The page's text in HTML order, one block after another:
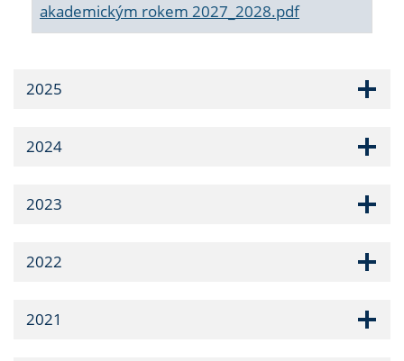
akademickým rokem 2027_2028.pdf
2025
2024
2023
2022
2021